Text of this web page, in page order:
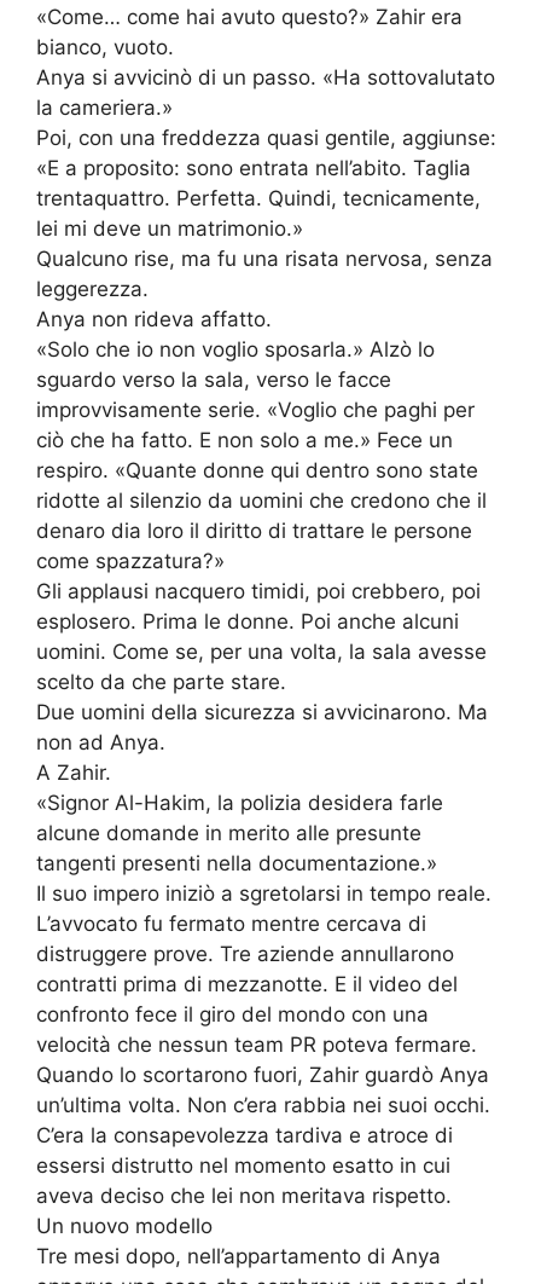
«Come… come hai avuto questo?» Zahir era
bianco, vuoto.
Anya si avvicinò di un passo. «Ha sottovalutato
la cameriera.»
Poi, con una freddezza quasi gentile, aggiunse:
«E a proposito: sono entrata nell’abito. Taglia
trentaquattro. Perfetta. Quindi, tecnicamente,
lei mi deve un matrimonio.»
Qualcuno rise, ma fu una risata nervosa, senza
leggerezza.
Anya non rideva affatto.
«Solo che io non voglio sposarla.» Alzò lo
sguardo verso la sala, verso le facce
improvvisamente serie. «Voglio che paghi per
ciò che ha fatto. E non solo a me.» Fece un
respiro. «Quante donne qui dentro sono state
ridotte al silenzio da uomini che credono che il
denaro dia loro il diritto di trattare le persone
come spazzatura?»
Gli applausi nacquero timidi, poi crebbero, poi
esplosero. Prima le donne. Poi anche alcuni
uomini. Come se, per una volta, la sala avesse
scelto da che parte stare.
Due uomini della sicurezza si avvicinarono. Ma
non ad Anya.
A Zahir.
«Signor Al-Hakim, la polizia desidera farle
alcune domande in merito alle presunte
tangenti presenti nella documentazione.»
Il suo impero iniziò a sgretolarsi in tempo reale.
L’avvocato fu fermato mentre cercava di
distruggere prove. Tre aziende annullarono
contratti prima di mezzanotte. E il video del
confronto fece il giro del mondo con una
velocità che nessun team PR poteva fermare.
Quando lo scortarono fuori, Zahir guardò Anya
un’ultima volta. Non c’era rabbia nei suoi occhi.
C’era la consapevolezza tardiva e atroce di
essersi distrutto nel momento esatto in cui
aveva deciso che lei non meritava rispetto.
Un nuovo modello
Tre mesi dopo, nell’appartamento di Anya